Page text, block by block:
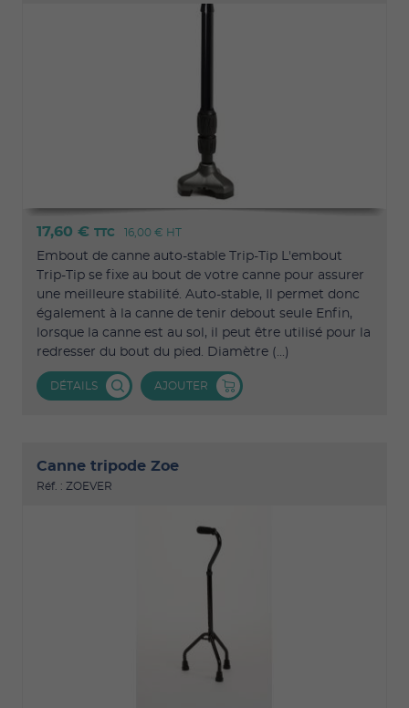
17,60 € TTC 16,00 € HT
Embout de canne auto-stable Trip-Tip L'embout
Trip-Tip se fixe au bout de votre canne pour assurer
une meilleure stabilité. Auto-stable, Il permet donc
également à la canne de tenir debout seule Enfin,
lorsque la canne est au sol, il peut être utilisé pour la
redresser du bout du pied. Diamètre (...)
DÉTAILS AJOUTER
Canne tripode Zoe
Réf. : ZOEVER